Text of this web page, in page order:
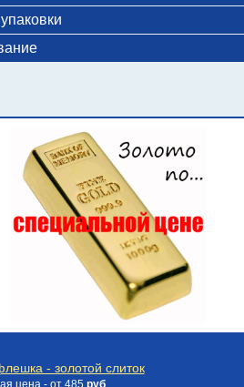
- золотой слиток
цена - от 485 руб